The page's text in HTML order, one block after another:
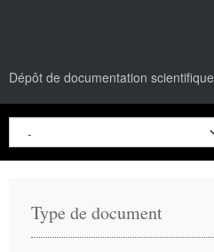
Dépôt de documentation scientifique
Type de document